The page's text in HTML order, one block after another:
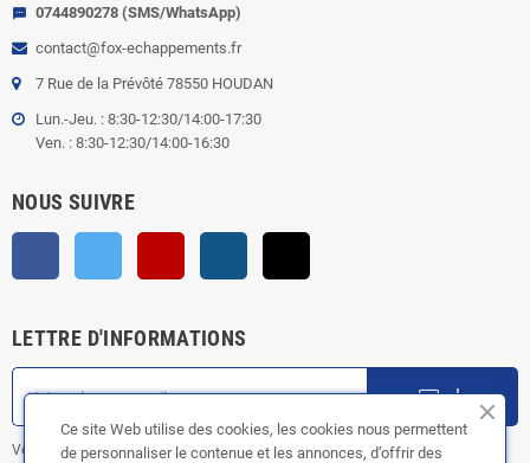
sms
0744890278 (SMS/WhatsApp)
contact@fox-echappements.fr
7 Rue de la Prévôté 78550 HOUDAN
Lun.-Jeu. : 8:30-12:30/14:00-17:30
Ven. : 8:30-12:30/14:00-16:30
NOUS SUIVRE
LETTRE D'INFORMATIONS
ok
Vous pouvez vous désinscrire à tout moment. Vous trouverez pour cela nos
Ce site Web utilise des cookies, les cookies nous permettent
de personnaliser le contenue et les annonces, d’offrir des